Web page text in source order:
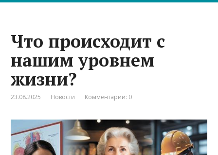
Что происходит с
нашим уровнем
жизни?
23.08.2025 Новости Комментарии: 0